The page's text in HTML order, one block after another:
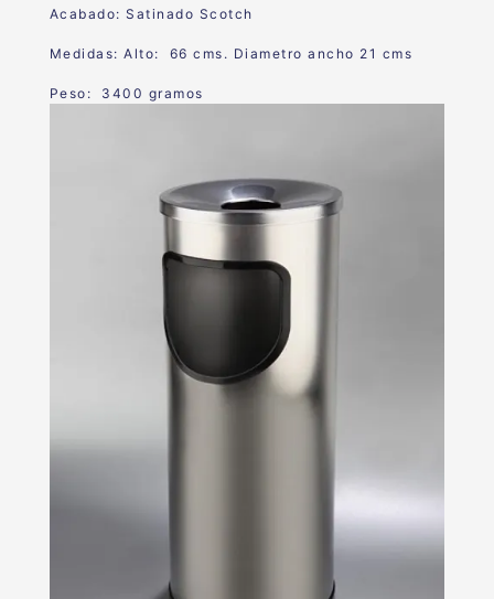
Acabado:Satinado Scotc h
Medidas: Alto: 66 cms. Diametro ancho 21 cms
Peso: 3400 gramos